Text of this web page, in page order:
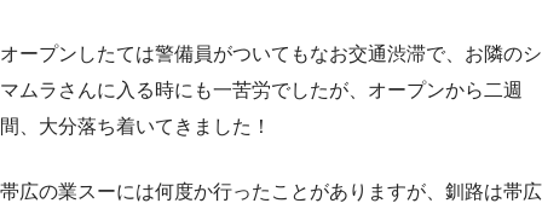
オープンしたては警備員がついてもなお交通渋滞で、お隣のシ
マムラさんに入る時にも一苦労でしたが、オープンから二週
間、大分落ち着いてきました！
帯広の業スーには何度か行ったことがありますが、釧路は帯広